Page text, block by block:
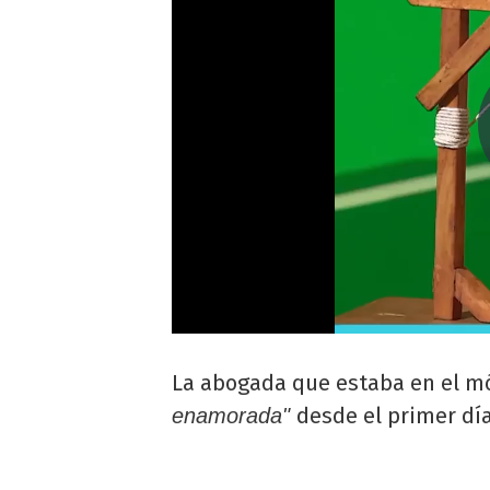
La abogada que estaba en el
enamorada" desde el primer